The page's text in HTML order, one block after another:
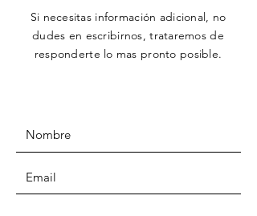
Si necesitas información adicional, no
dudes en escribirnos,trataremos de
responderte lo mas pronto posible.